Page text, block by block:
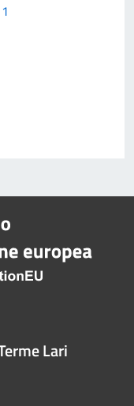
Lari